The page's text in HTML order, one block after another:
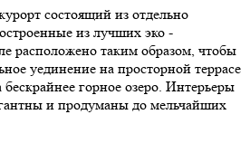
состоящий из отдельно
из лучших эко -
расположено таким образом, чтобы
уединение на просторной террасе
горное озеро. Интерьеры
и продуманы до мельчайших